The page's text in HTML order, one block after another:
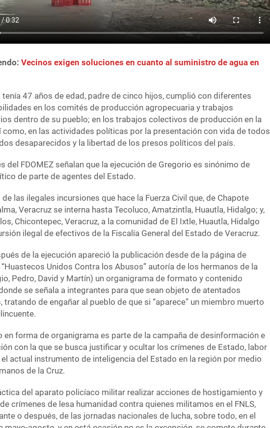
Vecinos exigen soluciones en cuanto al suministro de agua en
tenía 47 años de edad, padre de cinco hijos, cumplió con diferentes
en los comités de producción agropecuaria y trabajos
dentro de su pueblo; en los trabajos colectivos de producción en la
como, en las actividades políticas por la presentación con vida de todos
desaparecidos y la libertad de los presos políticos del país.
del FDOMEZ señalan que la ejecución de Gregorio es sinónimo de
de parte de agentes del Estado.
de las ilegales incursiones que hace la Fuerza Civil que, de Chapote
Veracruz se interna hasta Tecoluco, Amatzintla, Huautla, Hidalgo; y,
Chicontepec, Veracruz, a la comunidad de El Ixtle, Huautla, Hidalgo
ilegal de efectivos de la Fiscalía General del Estado de Veracruz.
de la ejecución apareció la publicación desde de la página de
Unidos Contra los Abusos” autoría de los hermanos de la
Pedro, David y Martín) un organigrama de formato y contenido
se señala a integrantes para que sean objeto de atentados
tratando de engañar al pueblo de que si “aparece” un miembro muerto
en forma de organigrama es parte de la campaña de desinformación e
con la que se busca justificar y ocultar los crímenes de Estado, labor
actual instrumento de inteligencia del Estado en la región por medio
de la Cruz.
del aparato policíaco militar realizar acciones de hostigamiento y
crímenes de lesa humanidad contra quienes militamos en el FNLS,
o después, de las jornadas nacionales de lucha, sobre todo, en el